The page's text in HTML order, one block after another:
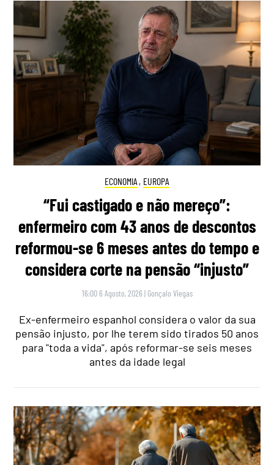
ECONOMIA , EUROPA
“Fui castigado e não mereço”:
enfermeiro com 43 anos de descontos
reformou-se 6 meses antes do tempo e
considera corte na pensão “injusto”
16:00 6 Agosto, 2026 | Gonçalo Viegas
Ex-enfermeiro espanhol considera o valor da sua
pensão injusto, por lhe terem sido tirados 50 anos
para "toda a vida", após reformar-se seis meses
antes da idade legal